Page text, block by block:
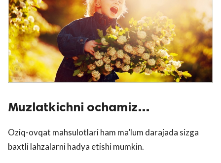
Muzlatkichni ochamiz…
Oziq-ovqat mahsulotlari ham ma’lum darajada sizga
baxtli lahzalarni hadya etishi mumkin.